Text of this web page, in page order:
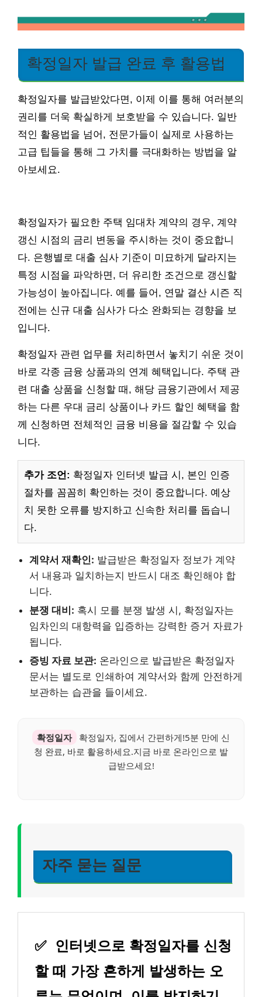
확정일자 발급 완료 후 활용법
확정일자를 발급받았다면, 이제 이를 통해 여러분의
권리를 더욱 확실하게 보호받을 수 있습니다. 일반
적인 활용법을 넘어, 전문가들이 실제로 사용하는
고급 팁들을 통해 그 가치를 극대화하는 방법을 알
아보세요.
확정일자가 필요한 주택 임대차 계약의 경우, 계약
갱신 시점의 금리 변동을 주시하는 것이 중요합니
다. 은행별로 대출 심사 기준이 미묘하게 달라지는
특정 시점을 파악하면, 더 유리한 조건으로 갱신할
가능성이 높아집니다. 예를 들어, 연말 결산 시즌 직
전에는 신규 대출 심사가 다소 완화되는 경향을 보
입니다.
확정일자 관련 업무를 처리하면서 놓치기 쉬운 것이
바로 각종 금융 상품과의 연계 혜택입니다. 주택 관
련 대출 상품을 신청할 때, 해당 금융기관에서 제공
하는 다른 우대 금리 상품이나 카드 할인 혜택을 함
께 신청하면 전체적인 금융 비용을 절감할 수 있습
니다.
추가 조언: 확정일자 인터넷 발급 시, 본인 인증
절차를 꼼꼼히 확인하는 것이 중요합니다. 예상
치 못한 오류를 방지하고 신속한 처리를 돕습니
다.
계약서 재확인: 발급받은 확정일자 정보가 계약
서 내용과 일치하는지 반드시 대조 확인해야 합
니다.
분쟁 대비: 혹시 모를 분쟁 발생 시, 확정일자는
임차인의 대항력을 입증하는 강력한 증거 자료가
됩니다.
증빙 자료 보관: 온라인으로 발급받은 확정일자
문서는 별도로 인쇄하여 계약서와 함께 안전하게
보관하는 습관을 들이세요.
확정일자
확정일자, 집에서 간편하게!5분 만에 신
청 완료, 바로 활용하세요.지금 바로 온라인으로 발
급받으세요!
자주 묻는 질문
✅
인터넷으로 확정일자를 신청
할 때 가장 흔하게 발생하는 오